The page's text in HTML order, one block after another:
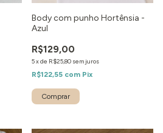
Body com punho Hortênsia -
Azul
R$129,00
5xde R$25,80 sem juros
R$122,55 com Pix